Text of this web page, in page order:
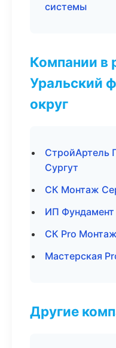
системы
Компании в
Уральский
округ
СтройАртель
Сургут
СК Монтаж
ИП
СК Pro
Мастерская
Другие